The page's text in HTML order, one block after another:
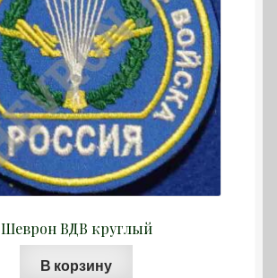
Шеврон ВДВ круглый
В корзину